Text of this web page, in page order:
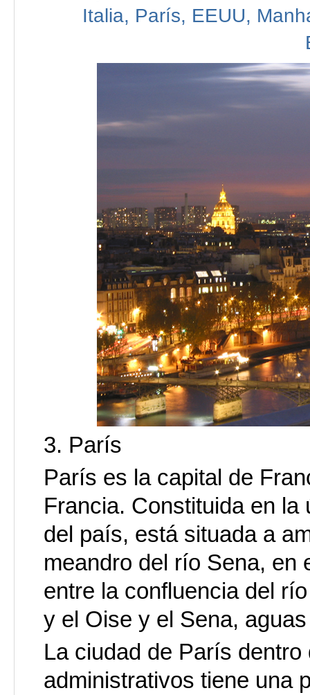
Italia, París, EEUU,
3. París
París es la capital de
Francia. Constituida en la
del país, está situada a
meandro del río Sena, en
entre la confluencia del
y el Oise y el Sena,
La ciudad de París
administrativos tiene una